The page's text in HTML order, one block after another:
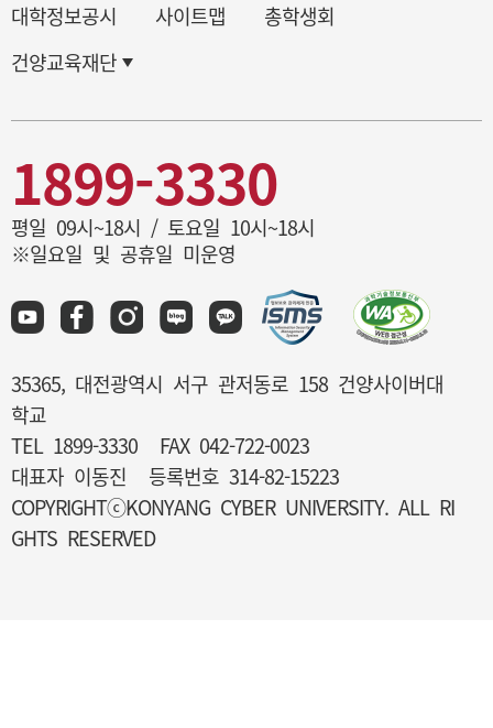
대학정보공시
사이트맵
총학생회
건양교육재단
1899-3330
평일 09시~18시 / 토요일 10시~18시
※일요일 및 공휴일 미운영
35365, 대전광역시 서구 관저동로 158 건양사이버대
학교
TEL 1899-3330
FAX 042-722-0023
대표자 이동진
등록번호 314-82-15223
COPYRIGHTⓒKONYANG CYBER UNIVERSITY. ALL RI
GHTS RESERVED